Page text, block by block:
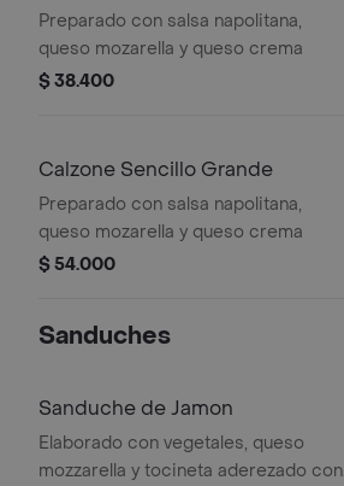
Preparado con salsa napolitana,
queso mozarella y queso crema
$ 38.400
Calzone Sencillo Grande
Preparado con salsa napolitana,
queso mozarella y queso crema
$ 54.000
Sanduches
Sanduche de Jamon
Elaborado con vegetales, queso
mozzarella y tocineta aderezado con